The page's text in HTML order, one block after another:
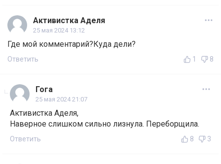
Активистка Аделя
25 мая 2024 13:12
Где мой комментарий?Куда дели?
Ответить 1 8
Гога
25 мая 2024 21:07
Активистка Аделя,
Наверное слишком сильно лизнула. Переборщила.
Ответить 8 3